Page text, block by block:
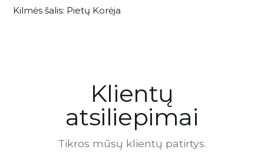
Kilmės šalis: Pietų Korėja
Klientų
atsiliepimai
Tikros mūsų klientų patirtys.